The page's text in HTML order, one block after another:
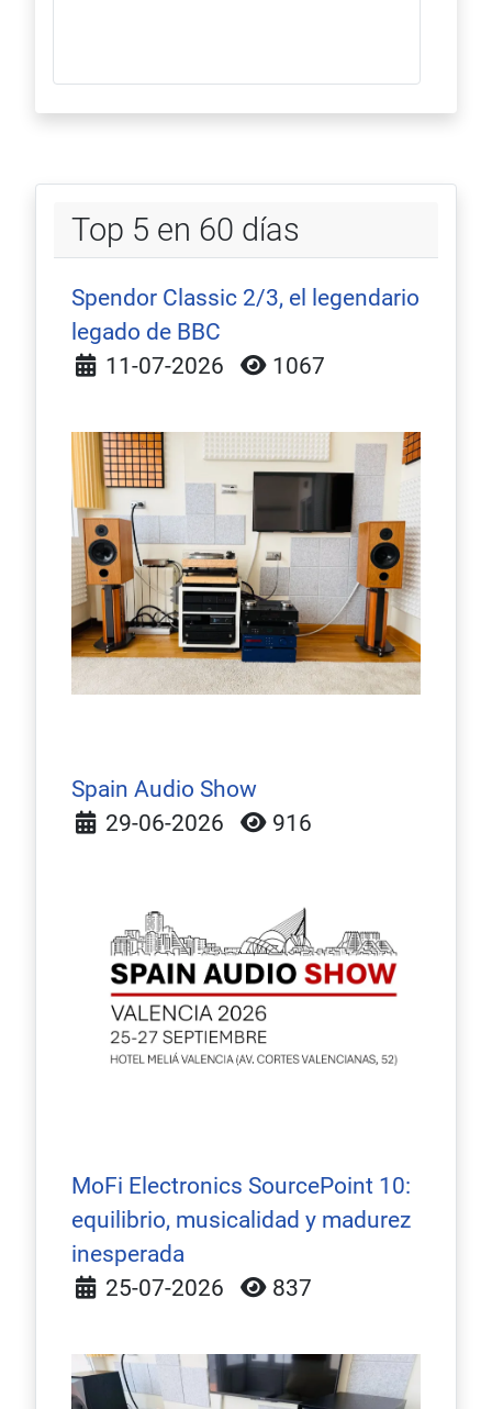
Top 5 en 60 días
Spendor Classic 2/3, el legendario
legado de BBC
Detalles
11-07-2026 1067
Spain Audio Show
Detalles
29-06-2026 916
MoFi Electronics SourcePoint 10:
equilibrio, musicalidad y madurez
inesperada
Detalles
25-07-2026 837